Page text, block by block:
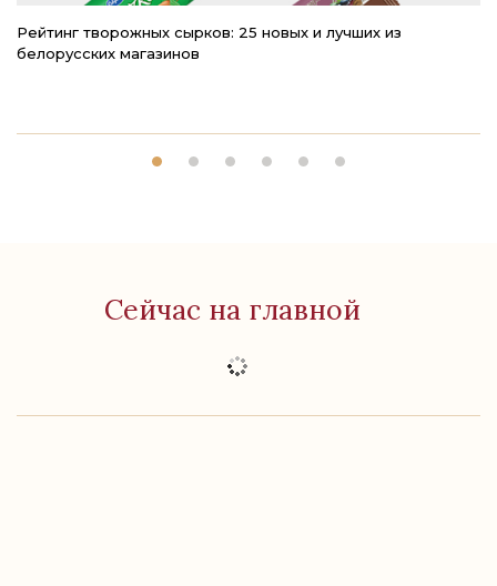
Рейтинг творожных сырков: 25 новых и лучших из
белорусских магазинов
Сейчас на главной